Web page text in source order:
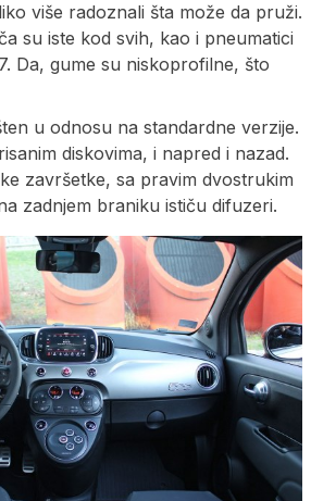
više radoznali šta može da pruži.
su iste kod svih, kao i pneumatici
Da, gume su niskoprofilne, što
u odnosu na standardne verzije.
diskovima, i napred i nazad.
završetke, sa pravim dvostrukim
zadnjem braniku ističu difuzeri.